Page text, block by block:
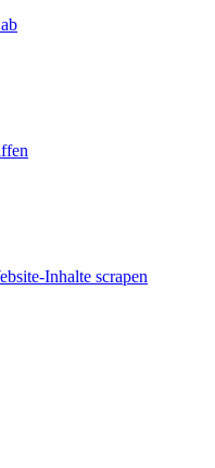
Inhalte scrapen